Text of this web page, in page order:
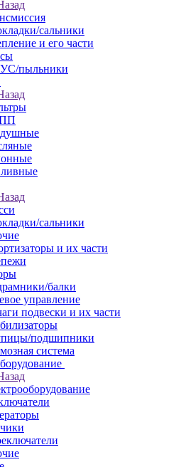
сальники
и его части
пыльники
сальники
и их части
балки
управление
подвески и их части
подшипники
система